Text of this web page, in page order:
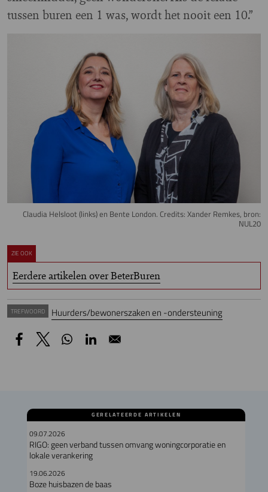
tussen buren een 1 was, wordt het nooit een 10.”
Claudia Helsloot (links) en Bente London. Credits: Xander Remkes, bron:
NUL20
ZIE OOK
Eerdere artikelen over BeterBuren
TREFWOORD Huurders/bewonerszaken en -ondersteuning
GERELATEERDE ARTIKELEN
09.07.2026
RIGO: geen verband tussen omvang woningcorporatie en
lokale verankering
19.06.2026
Boze huisbazen de baas